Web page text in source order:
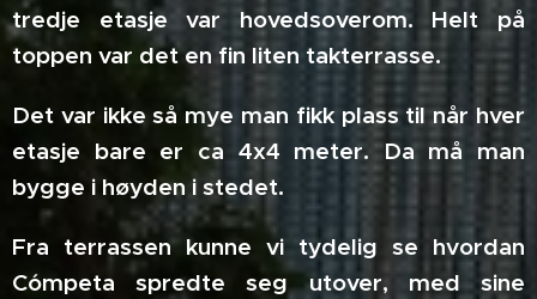
tredje etasje var hovedsoverom. Helt på
toppen var det en fin liten takterrasse.
Det var ikke så mye man fikk plass til når hver
etasje bare er ca 4x4 meter. Da må man
bygge i høyden i stedet.
Fra terrassen kunne vi tydelig se hvordan
Cómpeta spredte seg utover, med sine